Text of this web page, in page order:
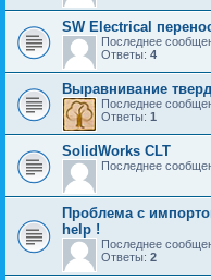
SW Electrical
Последнее
Ответы: 4
Выравнивание
Последнее
Ответы: 1
SolidWorks CLT
Последнее
Проблема с
help !
Последнее
Ответы: 2